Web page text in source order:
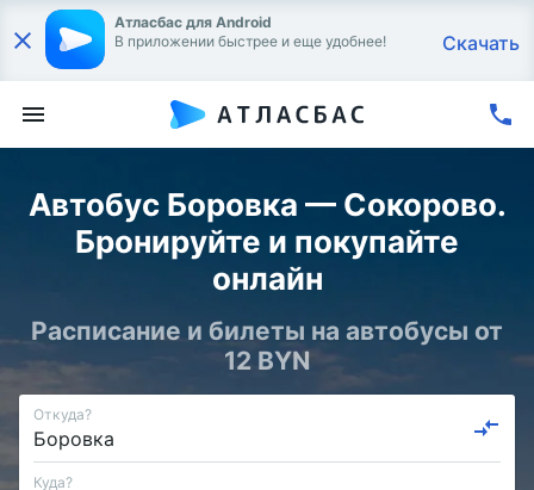
Атласбас для Android
В приложении быстрее и еще удобнее!
Скачать
Автобус Боровка — Сокорово.
Бронируйте и покупайте
онлайн
Расписание и билеты на автобусы от
12 BYN
Откуда?
Куда?